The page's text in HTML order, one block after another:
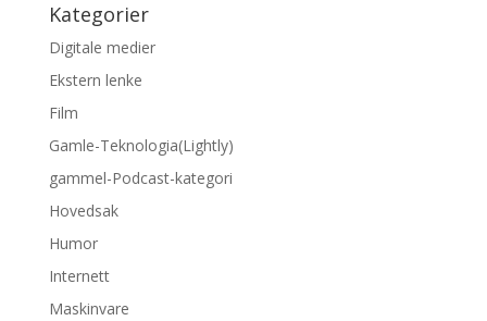
Kategorier
Digitale medier
Ekstern lenke
Film
Gamle-Teknologia(Lightly)
gammel-Podcast-kategori
Hovedsak
Humor
Internett
Maskinvare